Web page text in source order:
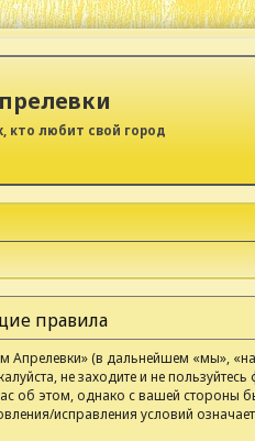
кто любит свой город
правила
(в дальнейшем «мы»,
не заходите и не
об этом, однако с вашей стороны
исправления условий